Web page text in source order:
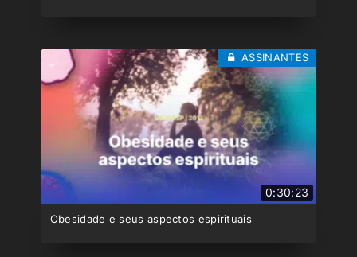
0:30:23
Obesidade e seus aspectos espirituais
ASSINANTES